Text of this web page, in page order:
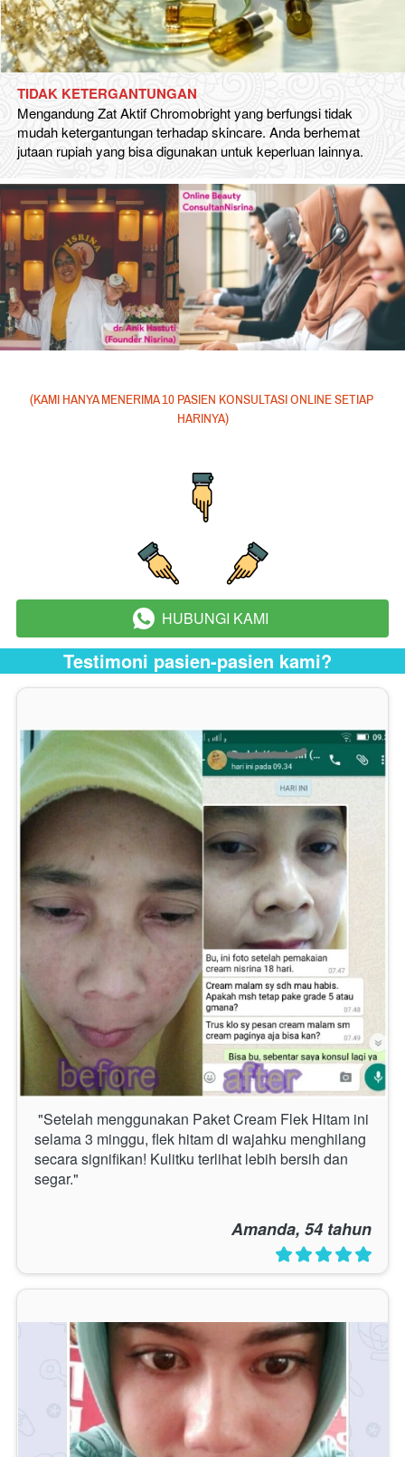
TIDAK KETERGANTUNGAN
Mengandung Zat Aktif Chromobright yang berfungsi tidak
mudah ketergantungan terhadap skincare. Anda berhemat
jutaan rupiah yang bisa digunakan untuk keperluan lainnya.
Untuk konsultasi/order silahkan isi form di bawah ini
(KAMI HANYA MENERIMA 10 PASIEN KONSULTASI ONLINE SETIAP
HARINYA)
` HUBUNGI KAMI
Testimoni pasien-pasien kami?
selama 3 minggu, flek hitam di wajahku menghilang
secara signifikan! Kulitku terlihat lebih bersih dan
segar."
Amanda, 54 tahun